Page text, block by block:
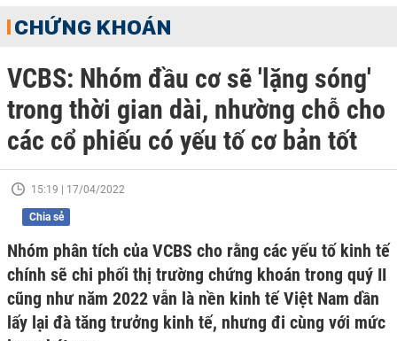
CHỨNG KHOÁN
VCBS: Nhóm đầu cơ sẽ 'lặng sóng'
trong thời gian dài, nhường chỗ cho
các cổ phiếu có yếu tố cơ bản tốt
15:19 | 17/04/2022
Chia sẻ
Nhóm phân tích của VCBS cho rằng các yếu tố kinh tế
chính sẽ chi phối thị trường chứng khoán trong quý II
cũng như năm 2022 vẫn là nền kinh tế Việt Nam dần
lấy lại đà tăng trưởng kinh tế, nhưng đi cùng với mức